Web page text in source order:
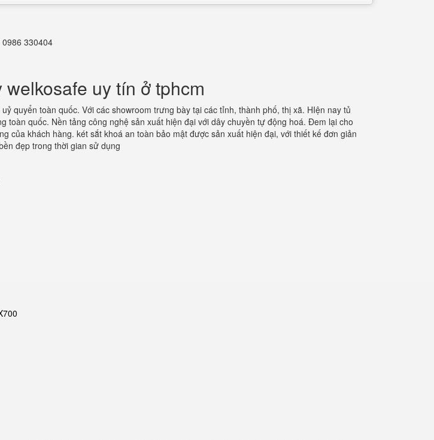
0986 330404
uy tín ở tphcm
uỷ quyển toàn quốc. Với các showroom trưng bày tại các tỉnh, thành phố, thị xã. HIện nay tủ
quốc. Nền tảng công nghệ sản xuất hiện đại với dây chuyền tự động hoá. Đem lại cho
khách hàng. két sắt khoá an toàn bảo mật được sản xuất hiện đại, với thiết kế đơn giản
đẹp trong thời gian sử dụng